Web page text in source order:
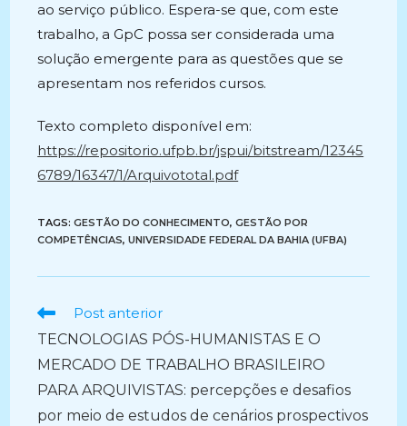
ao serviço público. Espera-se que, com este
trabalho, a GpC possa ser considerada uma
solução emergente para as questões que se
apresentam nos referidos cursos.
Texto completo disponível em:
https://repositorio.ufpb.br/jspui/bitstream/12345
6789/16347/1/Arquivototal.pdf
TAGS:GESTÃO DO CONHECIMENTO, GESTÃO POR
COMPETÊNCIAS, UNIVERSIDADE FEDERAL DA BAHIA (UFBA)
Ler
artigos
Post anterior
TECNOLOGIAS PÓS-HUMANISTAS E O
MERCADO DE TRABALHO BRASILEIRO
PARA ARQUIVISTAS: percepções e desafios
por meio de estudos de cenários prospectivos